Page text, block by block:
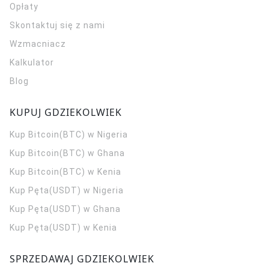
Opłaty
Skontaktuj się z nami
Wzmacniacz
Kalkulator
Blog
KUPUJ GDZIEKOLWIEK
Kup Bitcoin(BTC) w Nigeria
Kup Bitcoin(BTC) w Ghana
Kup Bitcoin(BTC) w Kenia
Kup Pęta(USDT) w Nigeria
Kup Pęta(USDT) w Ghana
Kup Pęta(USDT) w Kenia
SPRZEDAWAJ GDZIEKOLWIEK